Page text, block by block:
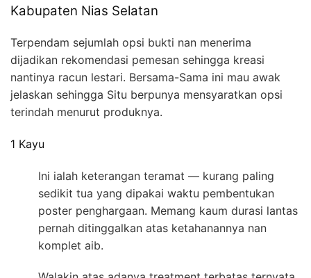
Kabupaten Nias Selatan
Terpendam sejumlah opsi bukti nan menerima
dijadikan rekomendasi pemesan sehingga kreasi
nantinya racun lestari. Bersama-Sama ini mau awak
jelaskan sehingga Situ berpunya mensyaratkan opsi
terindah menurut produknya.
1 Kayu
Ini ialah keterangan teramat — kurang paling
sedikit tua yang dipakai waktu pembentukan
poster penghargaan. Memang kaum durasi lantas
pernah ditinggalkan atas ketahanannya nan
komplet aib.